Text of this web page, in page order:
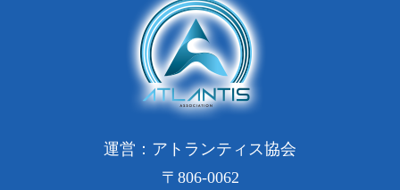
運営：アトランティス協会
〒806-0062